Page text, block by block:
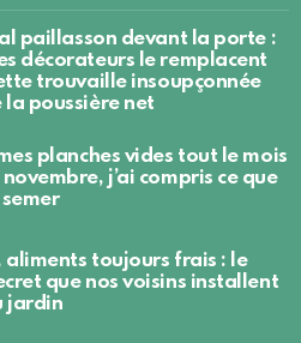
paillasson devant la porte :
décorateurs le remplacent
trouvaille insoupçonnée
la poussière net
planches vides tout le mois
novembre, j’ai compris ce que
semer
toujours frais : le
que nos voisins installent
jardin